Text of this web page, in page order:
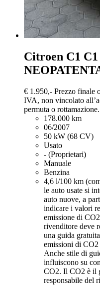
Citroen C1
€ 1.950,- Prezzo finale
IVA, non vincolato
permuta o
178.000 km
06/2007
50 kW (68 CV)
Usato
- (Proprietari)
Manuale
Benzina
4,6 l/100 km
le auto usate si
auto nuove, a
indicare i valori
emissione di
rivenditore deve
una guida
emissioni di
Anche stile di
influiscono su
CO2. Il CO2 è il
responsabile del